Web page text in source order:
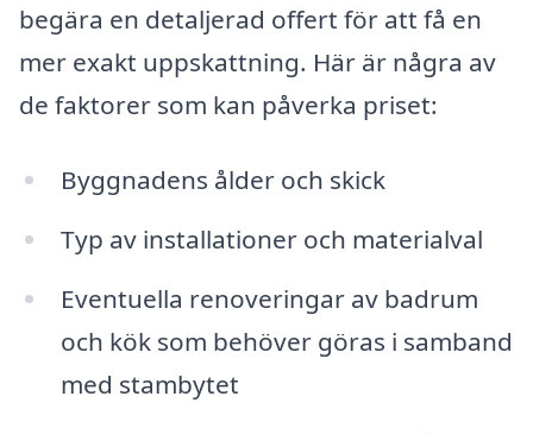
begära en detaljerad offert för att få en
mer exakt uppskattning. Här är några av
de faktorer som kan påverka priset:
Byggnadens ålder och skick
Typ av installationer och materialval
Eventuella renoveringar av badrum
och kök som behöver göras i samband
med stambytet